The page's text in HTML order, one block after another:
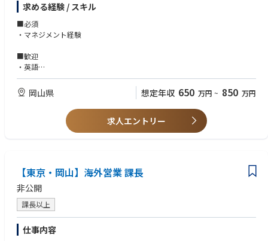
求める経験 / スキル
■必須
・マネジメント経験
■歓迎
・英語
・危険物・毒劇物などの公的資格やPCQI/FDQIやQC検定等の資格認定
岡山県 想定年収 650 万円 ~ 850 万円
求人エントリー
【東京・岡山】海外営業 課長
非公開
課長以上
仕事内容